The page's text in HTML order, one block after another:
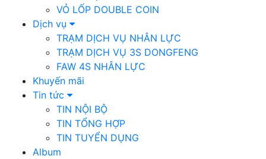
VỎ LỐP DOUBLE COIN
Dịch vụ
TRẠM DỊCH VỤ NHÂN LỰC
TRẠM DỊCH VỤ 3S DONGFENG
FAW 4S NHÂN LỰC
Khuyến mãi
Tin tức
TIN NỘI BỘ
TIN TỔNG HỢP
TIN TUYỂN DỤNG
Album